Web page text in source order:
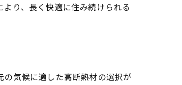
り、長く快適に住み続けられる
気候に適した高断熱材の選択が